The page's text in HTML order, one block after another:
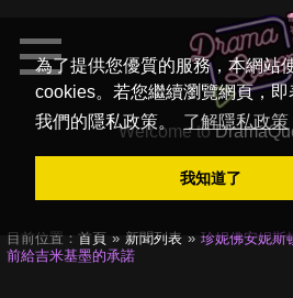
為了提供您優質的服務，本網站
cookies。若您繼續瀏覽網頁，
我們的隱私政策。
了解隱私政策
我知道了
Welcome to
目前位置： 首頁 新聞列表
珍妮佛安妮斯
前給吉米基墨的承諾